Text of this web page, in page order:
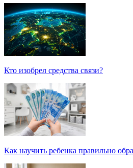
Кто изобрел средства связи?
Как научить ребенка правильно